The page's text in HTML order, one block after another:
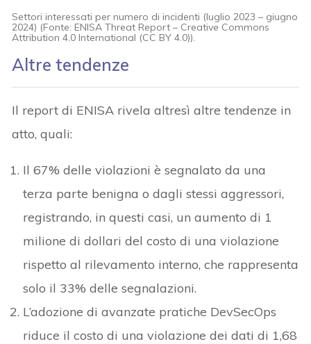
Settori interessati per numero di incidenti (luglio 2023 – giugno
2024) (Fonte: ENISA Threat Report – Creative Commons
Attribution 4.0 International (CC BY 4.0)).
Altre tendenze
Il report di ENISA rivela altresì altre tendenze in
atto, quali:
Il 67% delle violazioni è segnalato da una
terza parte benigna o dagli stessi aggressori,
registrando, in questi casi, un aumento di 1
milione di dollari del costo di una violazione
rispetto al rilevamento interno, che rappresenta
solo il 33% delle segnalazioni.
L’adozione di avanzate pratiche DevSecOps
riduce il costo di una violazione dei dati di 1,68